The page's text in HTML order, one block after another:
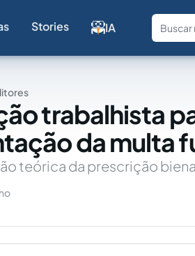
Stories IA
trabalhista
da multa
teórica da prescrição